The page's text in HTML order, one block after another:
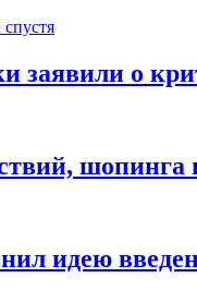
спустя
заявили о
шопинга
идею